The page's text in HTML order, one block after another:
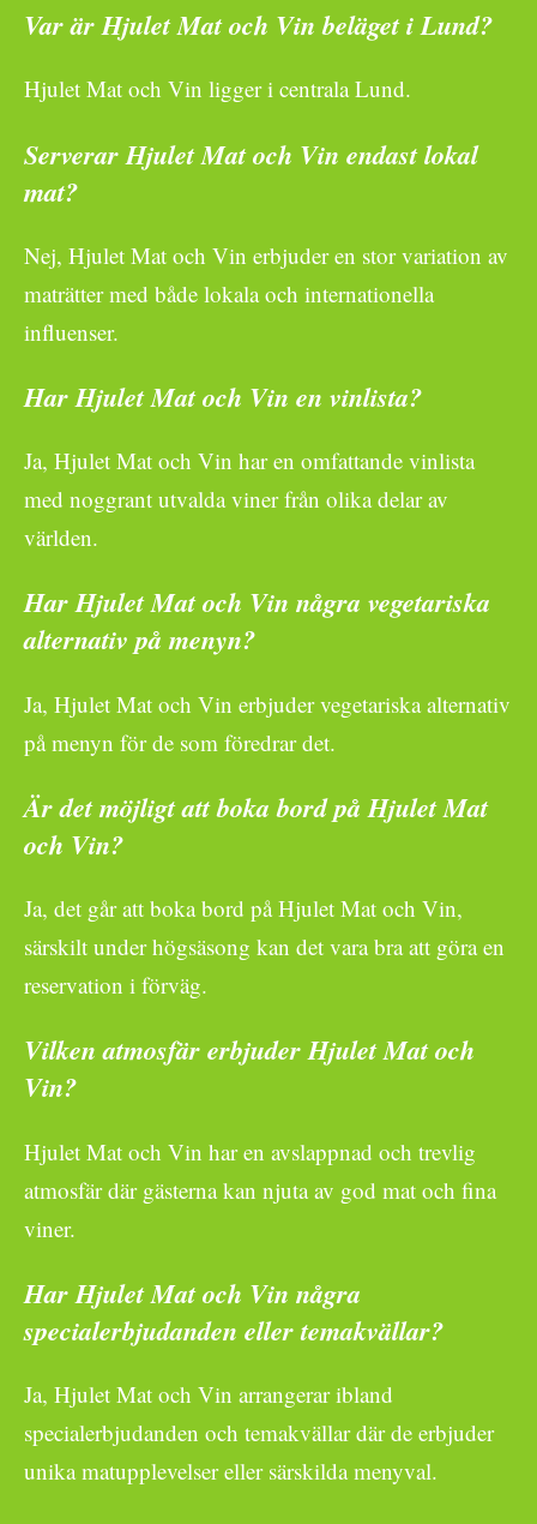
Var är Hjulet Mat och Vin beläget i Lund?
Hjulet Mat och Vin ligger i centrala Lund.
Serverar Hjulet Mat och Vin endast lokal
mat?
Nej, Hjulet Mat och Vin erbjuder en stor variation av
maträtter med både lokala och internationella
influenser.
Har Hjulet Mat och Vin en vinlista?
Ja, Hjulet Mat och Vin har en omfattande vinlista
med noggrant utvalda viner från olika delar av
världen.
Har Hjulet Mat och Vin några vegetariska
alternativ på menyn?
Ja, Hjulet Mat och Vin erbjuder vegetariska alternativ
på menyn för de som föredrar det.
Är det möjligt att boka bord på Hjulet Mat
och Vin?
Ja, det går att boka bord på Hjulet Mat och Vin,
särskilt under högsäsong kan det vara bra att göra en
reservation i förväg.
Vilken atmosfär erbjuder Hjulet Mat och
Vin?
Hjulet Mat och Vin har en avslappnad och trevlig
atmosfär där gästerna kan njuta av god mat och fina
viner.
Har Hjulet Mat och Vin några
specialerbjudanden eller temakvällar?
Ja, Hjulet Mat och Vin arrangerar ibland
specialerbjudanden och temakvällar där de erbjuder
unika matupplevelser eller särskilda menyval.